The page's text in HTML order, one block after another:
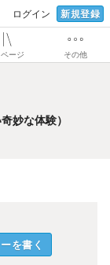
ログイン 新規登録
ージ その他
い奇妙な体験）
妙な体験）
を書く